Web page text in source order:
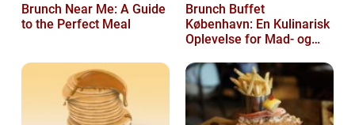
Brunch Near Me: A Guide
to the Perfect Meal
Brunch Buffet
København: En Kulinarisk
Oplevelse for Mad- og